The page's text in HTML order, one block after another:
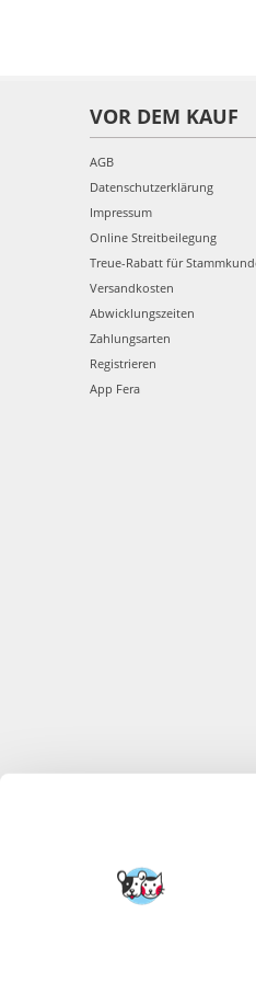
VOR DEM KAUF
AGB
Datenschutzerklärung
Impressum
Online Streitbeilegung
Treue-Rabatt für
Versandkosten
Abwicklungszeiten
Zahlungsarten
Registrieren
App Fera